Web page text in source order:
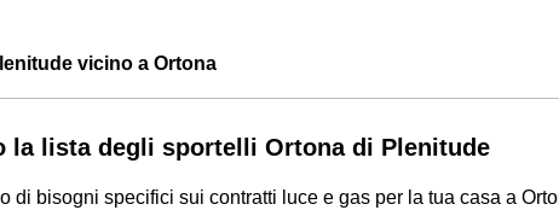
vicino a Ortona
la lista degli sportelli Ortona di Plenitude
di bisogni specifici sui contratti luce e gas per la tua casa a